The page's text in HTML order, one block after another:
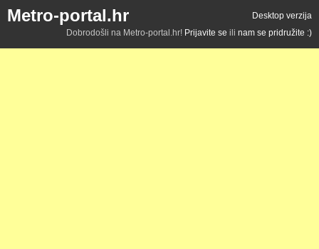
Metro-portal.hr
Desktop verzija
Dobrodošli na Metro-portal.hr! Prijavite se ili nam se pridružite :)